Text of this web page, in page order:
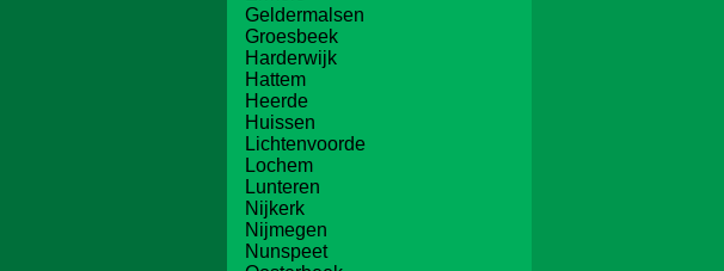
Geldermalsen
Groesbeek
Harderwijk
Hattem
Heerde
Huissen
Lichtenvoorde
Lochem
Lunteren
Nijkerk
Nijmegen
Nunspeet